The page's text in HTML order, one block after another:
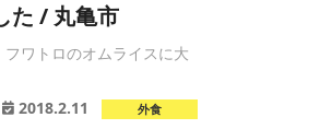
た / 丸亀市
ワトロのオムライスに大
2018.2.11
外食